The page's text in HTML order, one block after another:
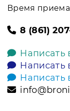
Время приема
8 (861)
Написать
Написать
Написать